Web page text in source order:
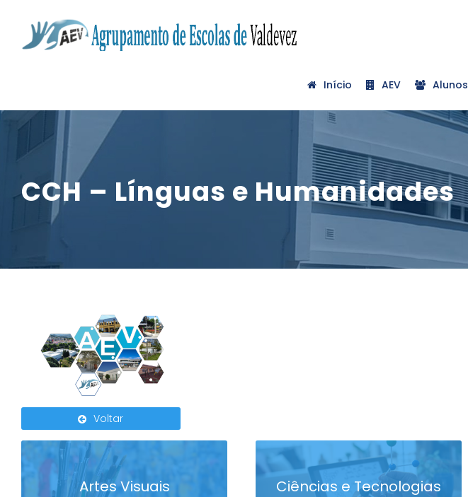
Início AEV Alunos
CCH – Línguas e Humanidades
Voltar
Artes Visuais Ciências e Tecnologias